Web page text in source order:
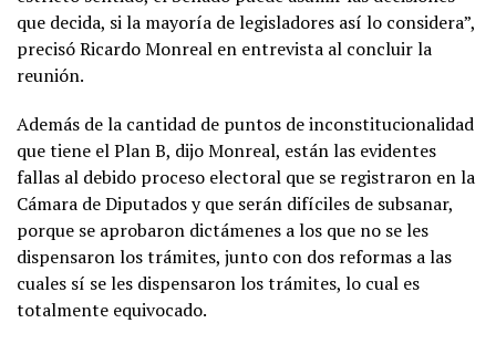
que decida, si la mayoría de legisladores así lo considera”,
precisó Ricardo Monreal en entrevista al concluir la
reunión.
Además de la cantidad de puntos de inconstitucionalidad
que tiene el Plan B, dijo Monreal, están las evidentes
fallas al debido proceso electoral que se registraron en la
Cámara de Diputados y que serán difíciles de subsanar,
porque se aprobaron dictámenes a los que no se les
dispensaron los trámites, junto con dos reformas a las
cuales sí se les dispensaron los trámites, lo cual es
totalmente equivocado.